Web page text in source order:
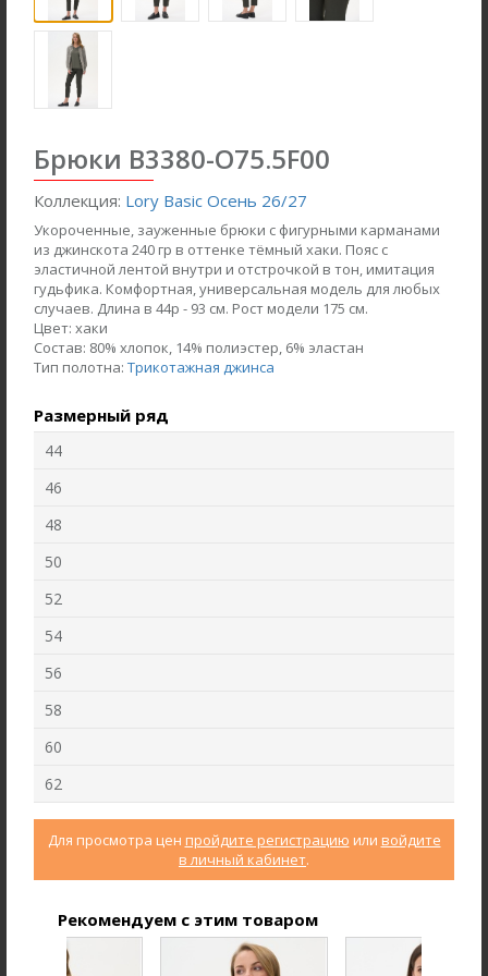
Брюки B4866-O59.6F01
Вельвет Вязаная вискоза с начесом
new
Брюки B4710-O19.6F02
Джерси Кашкорсе
new
Брюки B3380-O75.5F00
Коллекция: Lory Basic Осень 26/27
Укороченные, зауженные брюки с фигурными карманами
из джинскота 240 гр в оттенке тёмный хаки. Пояс с
эластичной лентой внутри и отстрочкой в тон, имитация
гудьфика. Комфортная, универсальная модель для любых
случаев. Длина в 44р - 93 см. Рост модели 175 см.
Цвет: хаки
Состав: 80% хлопок, 14% полиэстер, 6% эластан
Тип полотна: Трикотажная джинса
Размерный ряд
44
46
48
50
52
54
56
58
60
62
Для просмотра цен пройдите регистрацию или войдите
в личный кабинет.
Рекомендуем с этим товаром